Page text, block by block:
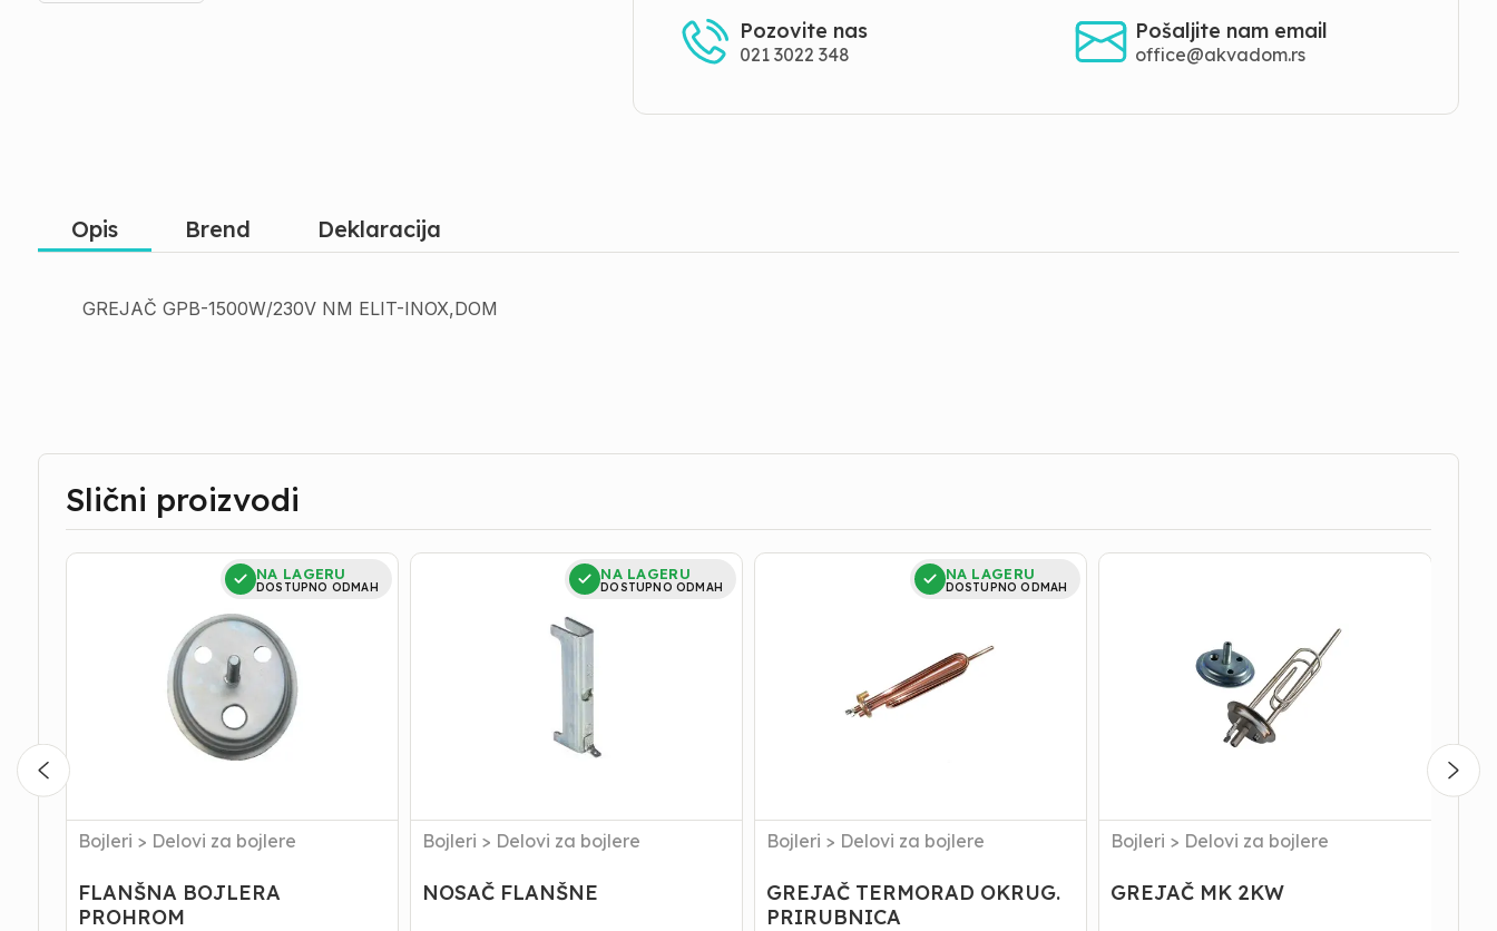
Pozovite nas
021 3022 348
Pošaljite nam email
office@akvadom.rs
Opis Brend Deklaracija
GREJAČ GPB-1500W/230V NM ELIT-INOX,DOM
Slični proizvodi
FLANŠNA
NA LAGERU
DOSTUPNO ODMAH
Bojleri > Delovi za bojlere
FLANŠNA BOJLERA
PROHROM
NOSAČ
NA LAGERU
DOSTUPNO ODMAH
Bojleri > Delovi za bojlere
NOSAČ FLANŠNE
GREJAČ
NA LAGERU
DOSTUPNO ODMAH
Bojleri > Delovi za bojlere
GREJAČ TERMORAD OKRUG.
PRIRUBNICA
GREJAČ
Bojleri > Delovi za bojlere
GREJAČ MK 2KW